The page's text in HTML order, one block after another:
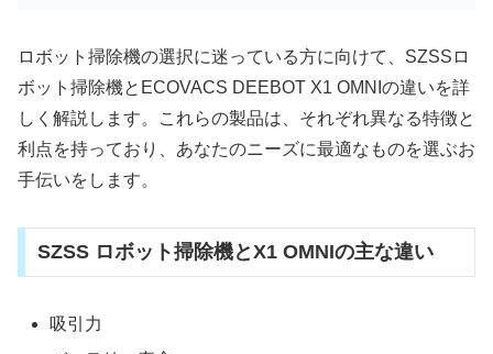
ロボット掃除機の選択に迷っている方に向けて、SZSSロ
ボット掃除機とECOVACS DEEBOT X1 OMNIの違いを詳
しく解説します。これらの製品は、それぞれ異なる特徴と
利点を持っており、あなたのニーズに最適なものを選ぶお
手伝いをします。
SZSS ロボット掃除機とX1 OMNIの主な違い
吸引力